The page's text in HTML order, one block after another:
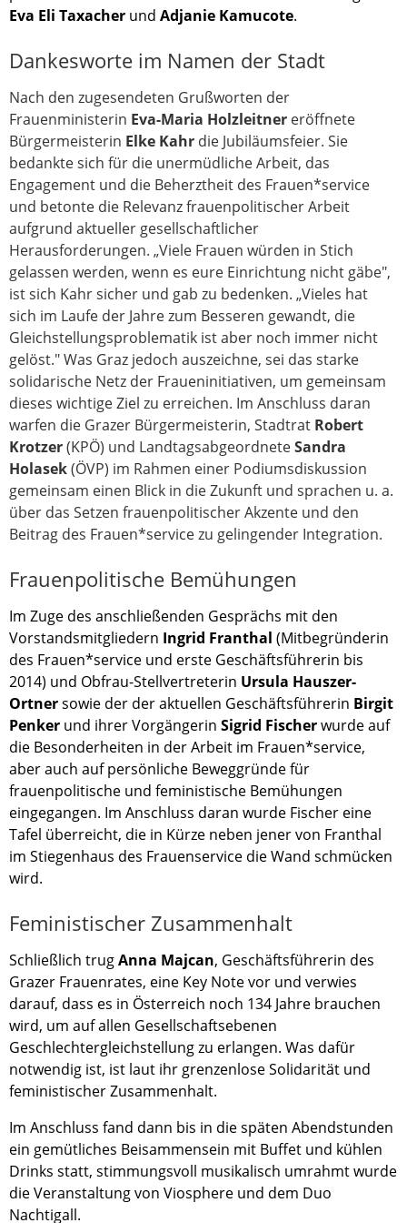
Eva Eli Taxacher und Adjanie Kamucote.
Dankesworte im Namen der Stadt
Nach den zugesendeten Grußworten der
Frauenministerin Eva-Maria Holzleitner eröffnete
Bürgermeisterin Elke Kahr die Jubiläumsfeier. Sie
bedankte sich für die unermüdliche Arbeit, das
Engagement und die Beherztheit des Frauen*service
und betonte die Relevanz frauenpolitischer Arbeit
aufgrund aktueller gesellschaftlicher
Herausforderungen. „Viele Frauen würden in Stich
gelassen werden, wenn es eure Einrichtung nicht gäbe",
ist sich Kahr sicher und gab zu bedenken. „Vieles hat
sich im Laufe der Jahre zum Besseren gewandt, die
Gleichstellungsproblematik ist aber noch immer nicht
gelöst." Was Graz jedoch auszeichne, sei das starke
solidarische Netz der Fraueninitiativen, um gemeinsam
dieses wichtige Ziel zu erreichen. Im Anschluss daran
warfen die Grazer Bürgermeisterin, Stadtrat Robert
Krotzer(KPÖ) und LandtagsabgeordneteSandra
Holasek(ÖVP) im Rahmen einer Podiumsdiskussion
gemeinsam einen Blick in die Zukunft und sprachen u. a.
über das Setzen frauenpolitischer Akzente und den
Beitrag des Frauen*service zu gelingender Integration.
Frauenpolitische Bemühungen
Im Zuge des anschließenden Gesprächs mit den
Vorstandsmitgliedern Ingrid Franthal (Mitbegründerin
des Frauen*service und erste Geschäftsführerin bis
2014) und Obfrau-Stellvertreterin Ursula Hauszer-
Ortnersowie der der aktuellen Geschäftsführerin Birgit
Penker und ihrer Vorgängerin Sigrid Fischerwurde auf
die Besonderheiten in der Arbeit im Frauen*service,
aber auch auf persönliche Beweggründe für
frauenpolitische und feministische Bemühungen
eingegangen. Im Anschluss daran wurde Fischer eine
Tafel überreicht, die in Kürze neben jener von Franthal
im Stiegenhaus des Frauenservice die Wand schmücken
wird.
Feministischer Zusammenhalt
Schließlich trugAnna Majcan, Geschäftsführerin des
Grazer Frauenrates, eine Key Note vor und verwies
darauf, dass es in Österreich noch 134 Jahre brauchen
wird, um auf allen Gesellschaftsebenen
Geschlechtergleichstellung zu erlangen. Was dafür
notwendig ist, ist laut ihr grenzenlose Solidarität und
feministischer Zusammenhalt.
Im Anschluss fand dann bis in die späten Abendstunden
ein gemütliches Beisammensein mit Buffet und kühlen
Drinks statt, stimmungsvoll musikalisch umrahmt wurde
die Veranstaltung von Viosphere und dem Duo
Nachtigall.